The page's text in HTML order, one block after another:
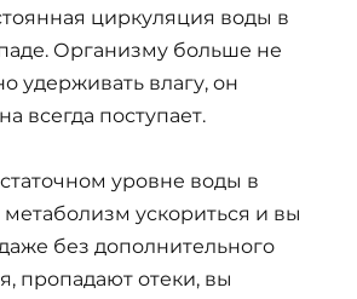
циркуляция воды в
Организму больше не
удерживать влагу, он
всегда поступает.
уровне воды в
ускориться и вы
без дополнительного
пропадают отеки, вы